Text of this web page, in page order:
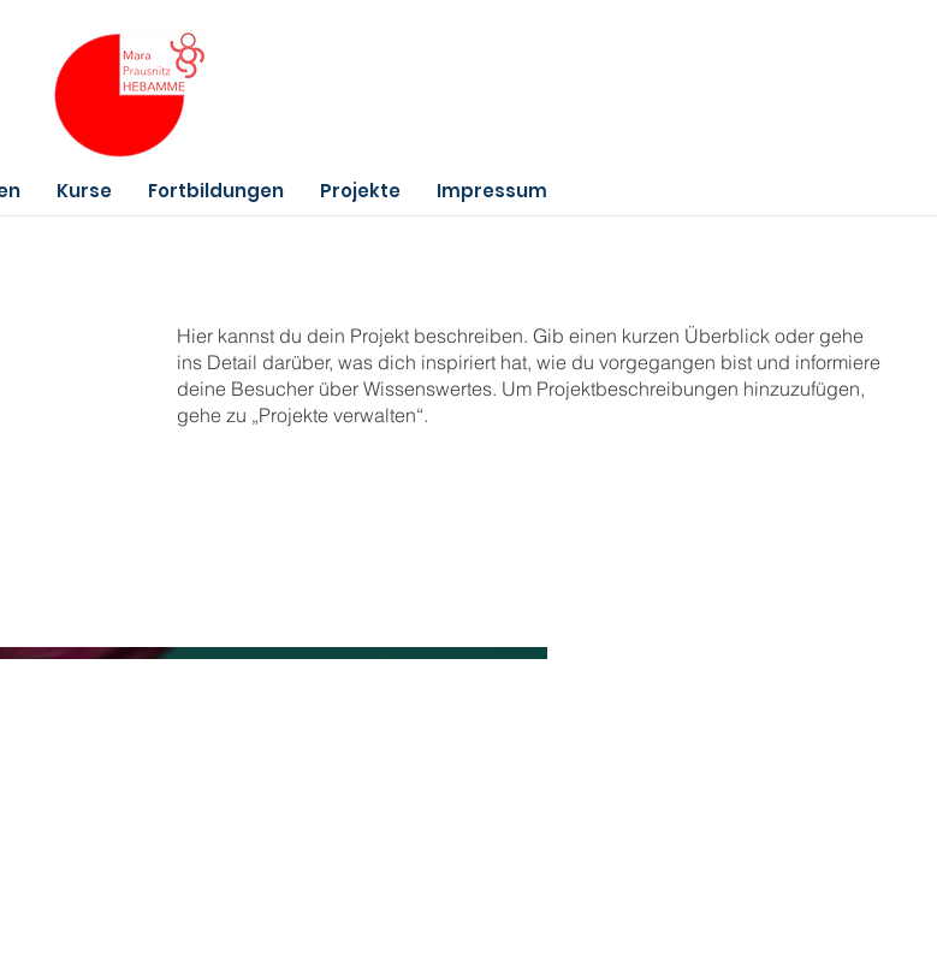
Kurse Fortbildungen Projekte Impressum
Hier kannst du dein Projekt beschreiben. Gib einen kurzen Überblick oder gehe
ins Detail darüber, was dich inspiriert hat, wie du vorgegangen bist und informiere
deine Besucher über Wissenswertes. Um Projektbeschreibungen hinzuzufügen,
gehe zu „Projekte verwalten“.